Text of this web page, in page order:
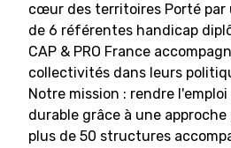
cœur des territoires Porté par
de 6 référentes handicap
CAP & PRO France
collectivités dans leurs
Notre mission : rendre
durable grâce à une
plus de 50 structures